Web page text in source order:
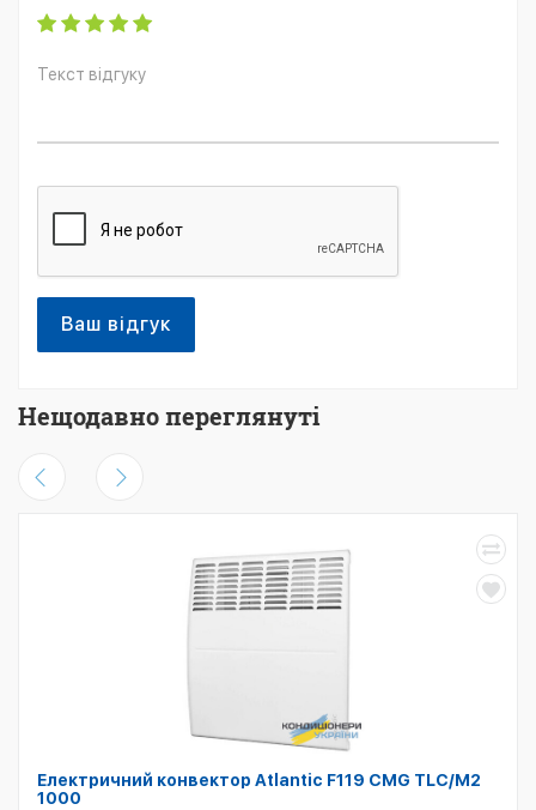
Ваш відгук
Нещодавно переглянуті
Електричний конвектор Atlantic F119 CMG TLC/M2
1000